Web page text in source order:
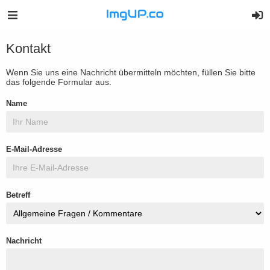
Kontakt
Wenn Sie uns eine Nachricht übermitteln möchten, füllen Sie bitte
das folgende Formular aus.
Name
E-Mail-Adresse
Betreff
Nachricht